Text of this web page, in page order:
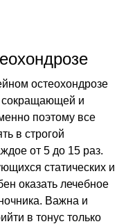
остеохондрозе
сокращающей и
поэтому все
в строгой
от 5 до 15 раз.
статических и
оказать лечебное
Важна и
в тонус только